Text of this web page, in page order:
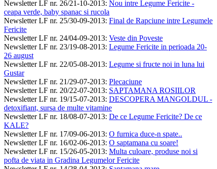
Newsletter LF nr. 26/21-10-2013: Nou intre Legume Fericite -
ceapa verde, baby spanac si rucola
Newsletter LF nr. 25/30-09-2013: Final de Rapciune intre Legumele
Fericite
Newsletter LF nr. 24/04-09-2013: Veste din Poveste
Newsletter LF nr. 23/19-08-2013: Legume Fericite in perioada 20-
26 august
Newsletter LF nr. 22/05-08-2013: Legume si fructe noi in luna lui
Gustar
Newsletter LF nr. 21/29-07-2013: Plecaciune
Newsletter LF nr. 20/22-07-2013: SAPTAMANA ROSIILOR
Newsletter LF nr. 19/15-07-2013: DESCOPERA MANGOLDUL -
detoxifiant, sursa de multe vitamine
Newsletter LF nr. 18/08-07-2013: De ce Legume Fericite? De ce
KALE?
Newsletter LF nr. 17/09-06-2013: O furnica duce-n spate..
Newsletter LF nr. 16/02-06-2013: O saptamana cu soare!
Newsletter LF nr. 15/26-05-2013: Multa culoare, produse noi si
pofta de viata in Gradina Legumelor Fericite